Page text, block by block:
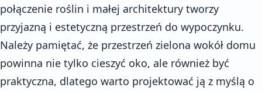
połączenie roślin i małej architektury tworzy
przyjazną i estetyczną przestrzeń do wypoczynku.
Należy pamiętać, że przestrzeń zielona wokół domu
powinna nie tylko cieszyć oko, ale również być
praktyczna, dlatego warto projektować ją z myślą o